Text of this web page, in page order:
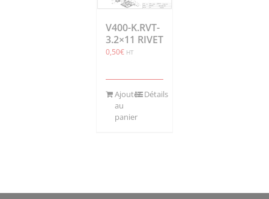
V400-K.RVT-
3.2×11 RIVET
0,50€ HT
Ajouter
au
panier
Détails